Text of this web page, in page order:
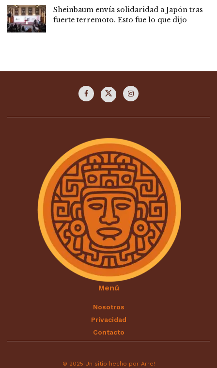
Sheinbaum envía solidaridad a Japón tras
fuerte terremoto. Esto fue lo que dijo
Menú
Nosotros
Privacidad
Contacto
© 2025 Un sitio hecho por Arre!